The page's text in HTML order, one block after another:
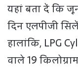
यहां बता दें कि
दिन एलपीजी
हालांकि, LPG
वाले 19